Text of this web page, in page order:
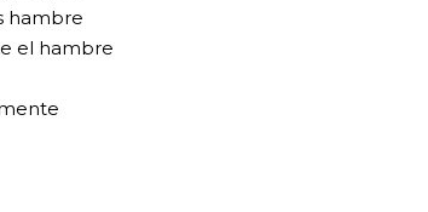
hambre
el hambre